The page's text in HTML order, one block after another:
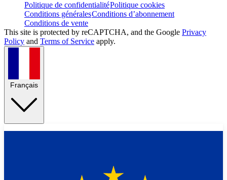
Politique de confidentialitéPolitique cookies
Conditions généralesConditions d’abonnement
Conditions de vente
This site is protected by reCAPTCHA, and the Google Privacy
Policy and Terms of Service apply.
Français